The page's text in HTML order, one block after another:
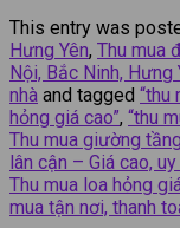
This entry was
Hưng Yên, Thu mua
Nội, Bắc Ninh, Hưng
nhà and tagged “thu
hỏng giá cao”, “thu
Thu mua giường
lân cận – Giá cao,
Thu mua loa hỏng
mua tận nơi, thanh